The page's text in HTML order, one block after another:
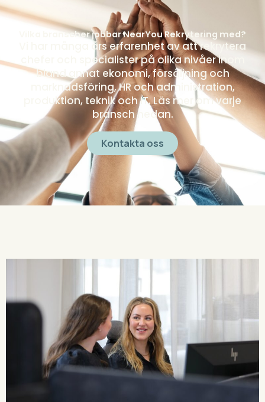
Vilka branscher jobbar NearYou Rekrytering med?
Vi har många års erfarenhet av att rekrytera
chefer och specialister på olika nivåer inom
bland annat ekonomi, försäljning och
marknadsföring, HR och administration,
produktion, teknik och IT. Läs mer om varje
bransch nedan.
Kontakta oss